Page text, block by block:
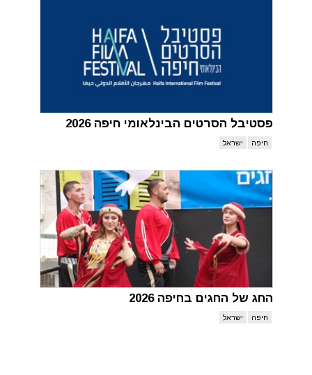
פסטיבל הסרטים הבינלאומי חיפה 2026
חיפה ישראל
החג של החגים בחיפה 2026
חיפה ישראל